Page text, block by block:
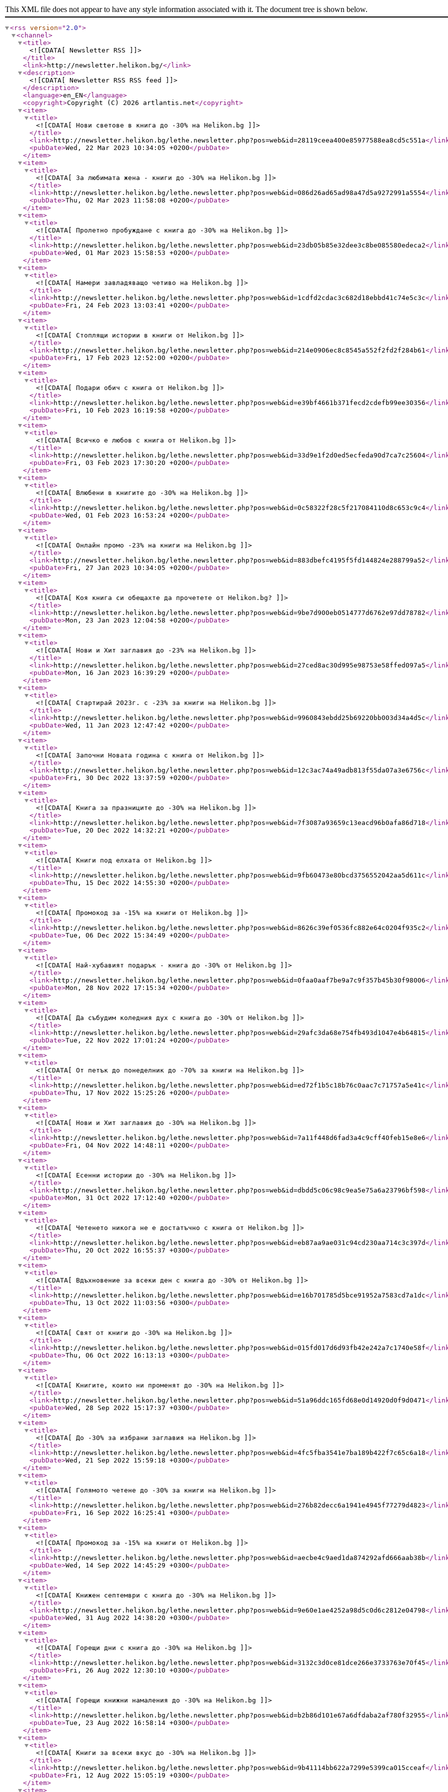
This XML file does not appear to have any style information associated with it. The document tree is shown below.
<rss version=" 2.0 ">
<channel>
<title>
<![CDATA[ Newsletter RSS ]]>
</title>
<link>http://newsletter.helikon.bg/</link>
<description>
<![CDATA[ Newsletter RSS RSS feed ]]>
</description>
<language>en_EN</language>
<copyright>Copyright (C) 2026 artlantis.net</copyright>
<item>
<title>
<![CDATA[ Нови светове в книга до -30% на Helikon.bg ]]>
</title>
<link>http://newsletter.helikon.bg/lethe.newsletter.php?pos=web&id=28119ceea400e85977588ea8cd5c551a</
<pubDate>Wed, 22 Mar 2023 10:34:05 +0200</pubDate>
</item>
<item>
<title>
<![CDATA[ За любимата жена - книги до -30% на Helikon.bg ]]>
</title>
<link>http://newsletter.helikon.bg/lethe.newsletter.php?pos=web&id=086d26ad65ad98a47d5a9272991a5554</
<pubDate>Thu, 02 Mar 2023 11:58:08 +0200</pubDate>
</item>
<item>
<title>
<![CDATA[ Пролетно пробуждане с книга до -30% на Helikon.bg ]]>
</title>
<link>http://newsletter.helikon.bg/lethe.newsletter.php?pos=web&id=23db05b85e32dee3c8be085580edeca2</
<pubDate>Wed, 01 Mar 2023 15:58:53 +0200</pubDate>
</item>
<item>
<title>
<![CDATA[ Намери завладяващо четиво на Helikon.bg ]]>
</title>
<link>http://newsletter.helikon.bg/lethe.newsletter.php?pos=web&id=1cdfd2cdac3c682d18ebbd41c74e5c3c</
<pubDate>Fri, 24 Feb 2023 13:03:41 +0200</pubDate>
</item>
<item>
<title>
<![CDATA[ Стоплящи истории в книги от Helikon.bg ]]>
</title>
<link>http://newsletter.helikon.bg/lethe.newsletter.php?pos=web&id=214e0906ec8c8545a552f2fd2f284b61</
<pubDate>Fri, 17 Feb 2023 12:52:00 +0200</pubDate>
</item>
<item>
<title>
<![CDATA[ Подари обич с книга от Helikon.bg ]]>
</title>
<link>http://newsletter.helikon.bg/lethe.newsletter.php?pos=web&id=e39bf4661b371fecd2cdefb99ee30356</
<pubDate>Fri, 10 Feb 2023 16:19:58 +0200</pubDate>
</item>
<item>
<title>
<![CDATA[ Всичко е любов с книга от Helikon.bg ]]>
</title>
<link>http://newsletter.helikon.bg/lethe.newsletter.php?pos=web&id=33d9e1f2d0ed5ecfeda90d7ca7c25604</
<pubDate>Fri, 03 Feb 2023 17:30:20 +0200</pubDate>
</item>
<item>
<title>
<![CDATA[ Влюбени в книгите до -30% на Helikon.bg ]]>
</title>
<link>http://newsletter.helikon.bg/lethe.newsletter.php?pos=web&id=0c58322f28c5f217084110d8c653c9c4</
<pubDate>Wed, 01 Feb 2023 16:53:24 +0200</pubDate>
</item>
<item>
<title>
<![CDATA[ Онлайн промо -23% на книги на Helikon.bg ]]>
</title>
<link>http://newsletter.helikon.bg/lethe.newsletter.php?pos=web&id=883dbefc4195f5fd144824e288799a52</
<pubDate>Fri, 27 Jan 2023 10:34:05 +0200</pubDate>
</item>
<item>
<title>
<![CDATA[ Коя книга си обещахте да прочетете от Helikon.bg? ]]>
</title>
<link>http://newsletter.helikon.bg/lethe.newsletter.php?pos=web&id=9be7d900eb0514777d6762e97dd78782</
<pubDate>Mon, 23 Jan 2023 12:04:58 +0200</pubDate>
</item>
<item>
<title>
<![CDATA[ Нови и Хит заглавия до -23% на Helikon.bg ]]>
</title>
<link>http://newsletter.helikon.bg/lethe.newsletter.php?pos=web&id=27ced8ac30d995e98753e58ffed097a5</
<pubDate>Mon, 16 Jan 2023 16:39:29 +0200</pubDate>
</item>
<item>
<title>
<![CDATA[ Стартирай 2023г. с -23% за книги на Helikon.bg ]]>
</title>
<link>http://newsletter.helikon.bg/lethe.newsletter.php?pos=web&id=9960843ebdd25b69220bb003d34a4d5c</
<pubDate>Wed, 11 Jan 2023 12:47:42 +0200</pubDate>
</item>
<item>
<title>
<![CDATA[ Започни Новата година с книга от Helikon.bg ]]>
</title>
<link>http://newsletter.helikon.bg/lethe.newsletter.php?pos=web&id=12c3ac74a49adb813f55da07a3e6756c</
<pubDate>Fri, 30 Dec 2022 13:37:59 +0200</pubDate>
</item>
<item>
<title>
<![CDATA[ Книга за празниците до -30% на Helikon.bg ]]>
</title>
<link>http://newsletter.helikon.bg/lethe.newsletter.php?pos=web&id=7f3087a93659c13eacd96b0afa86d718</
<pubDate>Tue, 20 Dec 2022 14:32:21 +0200</pubDate>
</item>
<item>
<title>
<![CDATA[ Книги под елхата от Helikon.bg ]]>
</title>
<link>http://newsletter.helikon.bg/lethe.newsletter.php?pos=web&id=9fb60473e80bcd3756552042aa5d611c</
<pubDate>Thu, 15 Dec 2022 14:55:30 +0200</pubDate>
</item>
<item>
<title>
<![CDATA[ Промокод за -15% на книги от Helikon.bg ]]>
</title>
<link>http://newsletter.helikon.bg/lethe.newsletter.php?pos=web&id=8626c39ef0536fc882e64c0204f935c2</
<pubDate>Tue, 06 Dec 2022 15:34:49 +0200</pubDate>
</item>
<item>
<title>
<![CDATA[ Най-хубавият подарък - книга до -30% от Helikon.bg ]]>
</title>
<link>http://newsletter.helikon.bg/lethe.newsletter.php?pos=web&id=0faa0aaf7be9a7c9f357b45b30f98006</
<pubDate>Mon, 28 Nov 2022 17:15:34 +0200</pubDate>
</item>
<item>
<title>
<![CDATA[ Да събудим коледния дух с книга до -30% от Helikon.bg ]]>
</title>
<link>http://newsletter.helikon.bg/lethe.newsletter.php?pos=web&id=29afc3da68e754fb493d1047e4b64815</
<pubDate>Tue, 22 Nov 2022 17:01:24 +0200</pubDate>
</item>
<item>
<title>
<![CDATA[ От петък до понеделник до -70% за книги на Helikon.bg ]]>
</title>
<link>http://newsletter.helikon.bg/lethe.newsletter.php?pos=web&id=ed72f1b5c18b76c0aac7c71757a5e41c</
<pubDate>Thu, 17 Nov 2022 15:25:26 +0200</pubDate>
</item>
<item>
<title>
<![CDATA[ Нови и Хит заглавия до -30% на Helikon.bg ]]>
</title>
<link>http://newsletter.helikon.bg/lethe.newsletter.php?pos=web&id=7a11f448d6fad3a4c9cff40feb15e8e6</
<pubDate>Fri, 04 Nov 2022 14:48:11 +0200</pubDate>
</item>
<item>
<title>
<![CDATA[ Есенни истории до -30% на Helikon.bg ]]>
</title>
<link>http://newsletter.helikon.bg/lethe.newsletter.php?pos=web&id=dbdd5c06c98c9ea5e75a6a23796bf598</
<pubDate>Mon, 31 Oct 2022 17:12:40 +0200</pubDate>
</item>
<item>
<title>
<![CDATA[ Четенето никога не е достатъчно с книга от Helikon.bg ]]>
</title>
<link>http://newsletter.helikon.bg/lethe.newsletter.php?pos=web&id=eb87aa9ae031c94cd230aa714c3c397d</
<pubDate>Thu, 20 Oct 2022 16:55:37 +0300</pubDate>
</item>
<item>
<title>
<![CDATA[ Вдъхновение за всеки ден с книга до -30% от Helikon.bg ]]>
</title>
<link>http://newsletter.helikon.bg/lethe.newsletter.php?pos=web&id=e16b701785d5bce91952a7583cd7a1dc</
<pubDate>Thu, 13 Oct 2022 11:03:56 +0300</pubDate>
</item>
<item>
<title>
<![CDATA[ Свят от книги до -30% на Helikon.bg ]]>
</title>
<link>http://newsletter.helikon.bg/lethe.newsletter.php?pos=web&id=015fd017d6d93fb42e242a7c1740e58f</
<pubDate>Thu, 06 Oct 2022 16:13:13 +0300</pubDate>
</item>
<item>
<title>
<![CDATA[ Книгите, които ни променят до -30% на Helikon.bg ]]>
</title>
<link>http://newsletter.helikon.bg/lethe.newsletter.php?pos=web&id=51a96ddc165fd68e0d14920d0f9d0471</
<pubDate>Wed, 28 Sep 2022 15:17:37 +0300</pubDate>
</item>
<item>
<title>
<![CDATA[ До -30% за избрани заглавия на Helikon.bg ]]>
</title>
<link>http://newsletter.helikon.bg/lethe.newsletter.php?pos=web&id=4fc5fba3541e7ba189b422f7c65c6a18</
<pubDate>Wed, 21 Sep 2022 15:59:18 +0300</pubDate>
</item>
<item>
<title>
<![CDATA[ Голямото четене до -30% за книги на Helikon.bg ]]>
</title>
<link>http://newsletter.helikon.bg/lethe.newsletter.php?pos=web&id=276b82decc6a1941e4945f77279d4823</
<pubDate>Fri, 16 Sep 2022 16:25:41 +0300</pubDate>
</item>
<item>
<title>
<![CDATA[ Промокод за -15% на книги от Helikon.bg ]]>
</title>
<link>http://newsletter.helikon.bg/lethe.newsletter.php?pos=web&id=aecbe4c9aed1da874292afd666aab38b</
<pubDate>Wed, 14 Sep 2022 14:45:29 +0300</pubDate>
</item>
<item>
<title>
<![CDATA[ Книжен септември с книга до -30% на Helikon.bg ]]>
</title>
<link>http://newsletter.helikon.bg/lethe.newsletter.php?pos=web&id=9e60e1ae4252a98d5c0d6c2812e04798</
<pubDate>Wed, 31 Aug 2022 14:38:20 +0300</pubDate>
</item>
<item>
<title>
<![CDATA[ Горещи дни с книга до -30% на Helikon.bg ]]>
</title>
<link>http://newsletter.helikon.bg/lethe.newsletter.php?pos=web&id=3132c3d0ce81dce266e3733763e70f45</
<pubDate>Fri, 26 Aug 2022 12:30:10 +0300</pubDate>
</item>
<item>
<title>
<![CDATA[ Горещи книжни намаления до -30% на Helikon.bg ]]>
</title>
<link>http://newsletter.helikon.bg/lethe.newsletter.php?pos=web&id=b2b86d101e67a6dfdaba2af780f32955</
<pubDate>Tue, 23 Aug 2022 16:58:14 +0300</pubDate>
</item>
<item>
<title>
<![CDATA[ Книги за всеки вкус до -30% на Helikon.bg ]]>
</title>
<link>http://newsletter.helikon.bg/lethe.newsletter.php?pos=web&id=9b41114bb622a7299e5399ca015cceaf</
<pubDate>Fri, 12 Aug 2022 15:05:19 +0300</pubDate>
</item>
<item>